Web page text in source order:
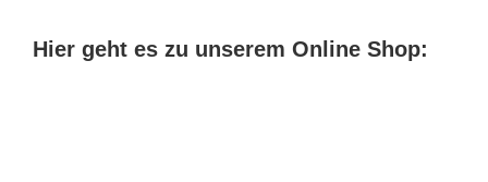
Hier geht es zu unserem Online Shop: